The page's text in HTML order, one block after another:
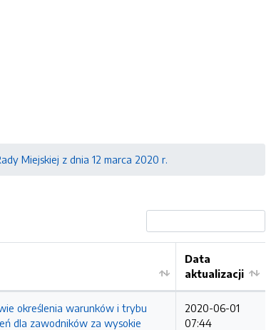
Miejskiej z dnia 12 marca 2020 r.
Data
aktualizacji
określenia warunków i trybu
dla zawodników za wysokie
2020-06-01
07:44